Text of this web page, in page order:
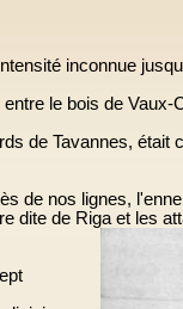
inconnue
le bois de Vaux-
de Tavannes, était
de nos lignes,
dite de Riga et les att